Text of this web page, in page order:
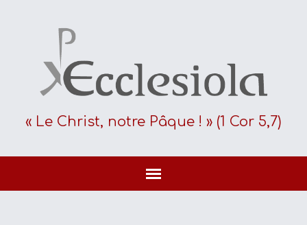
« Le Christ, notre Pâque ! » (1 Cor 5,7)